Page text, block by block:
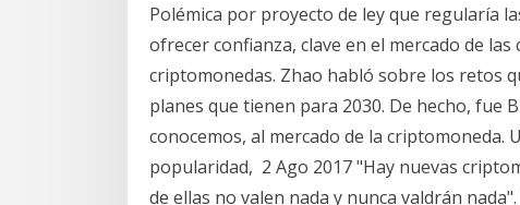
Polémica por proyecto de ley que regularía
ofrecer confianza, clave en el mercado de
criptomonedas. Zhao habló sobre los retos
planes que tienen para 2030. De hecho, fue
conocemos, al mercado de la criptomoneda.
popularidad, 2 Ago 2017 "Hay nuevas
de ellas no valen nada y nunca valdrán